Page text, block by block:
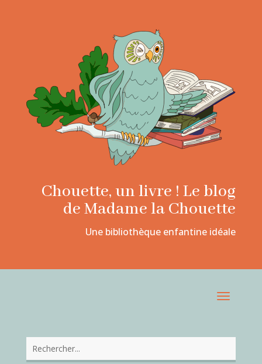
Chouette, un livre ! Le blog
de Madame la Chouette
Une bibliothèque enfantine idéale